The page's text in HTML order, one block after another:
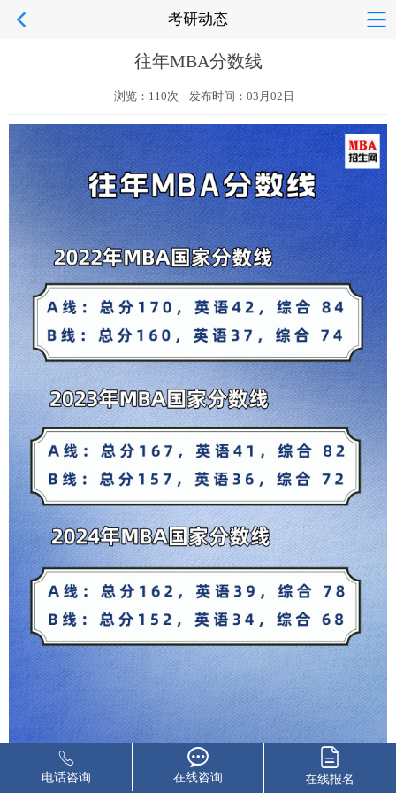
考研动态
往年MBA分数线
浏览：110次 发布时间：03月02日
电话咨询 在线咨询 在线报名